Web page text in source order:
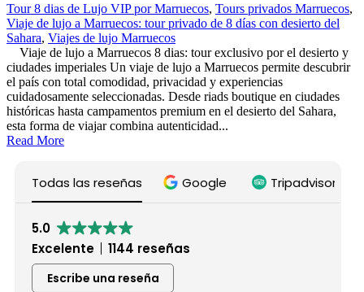
Tour 8 dias de Lujo VIP por Marruecos, Tours privados Marruecos,
Viaje de lujo a Marruecos: tour privado de 8 días con desierto del
Sahara, Viajes de lujo Marruecos
Viaje de lujo a Marruecos 8 dias: tour exclusivo por el desierto y
ciudades imperiales Un viaje de lujo a Marruecos permite descubrir
el país con total comodidad, privacidad y experiencias
cuidadosamente seleccionadas. Desde riads boutique en ciudades
históricas hasta campamentos premium en el desierto del Sahara,
esta forma de viajar combina autenticidad...
Read More
Todas las reseñas Google Tripadvisor
5.0
Excelente
1144 reseñas
Escribe una reseña